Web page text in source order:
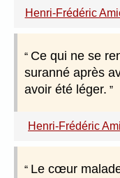
Henri-Frédéric
Ce qui ne se
suranné après
avoir été léger.
Henri-Frédéric
Le cœur